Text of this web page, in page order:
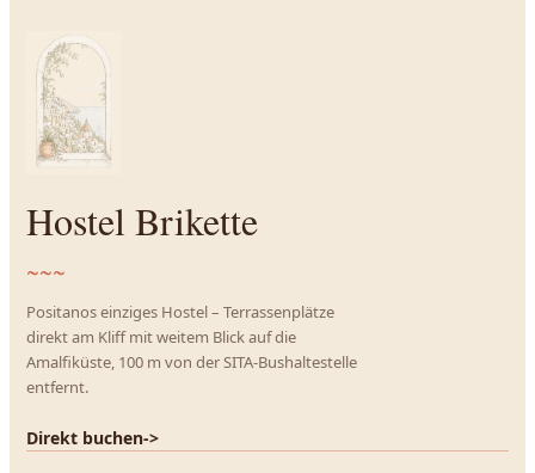
Hostel Brikette
~~~
Positanos einziges Hostel – Terrassenplätze
direkt am Kliff mit weitem Blick auf die
Amalfiküste, 100 m von der SITA-Bushaltestelle
entfernt.
Direkt buchen->